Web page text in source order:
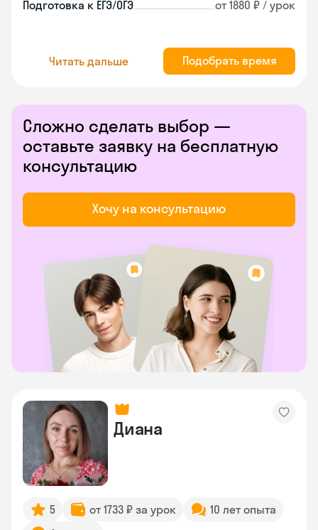
Подготовка к ЕГЭ/ОГЭ от 1880 ₽ / урок
Читать дальше Подобрать время
Сложно сделать выбор —
оставьте заявку на бесплатную
консультацию
Хочу на консультацию
Диана
5 от 1733 ₽ за урок
10 лет опыта